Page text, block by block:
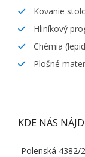
Kovanie
Hliníkový
Chémia
Plošné
KDE NÁS
Polenská 4382/